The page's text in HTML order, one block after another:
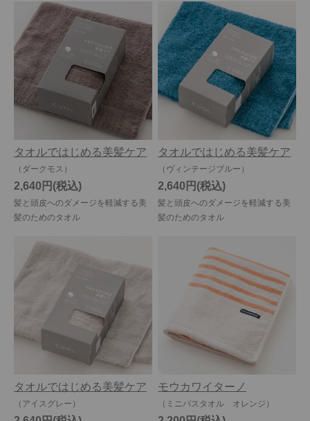
タオルではじめる美髪ケア
（ダークモス）
髪と頭皮へのダメージを軽減する美
髪のためのタオル
2,640円
タオルではじめる美髪ケア
（ヴィンテージブルー）
髪と頭皮へのダメージを軽減する美
髪のためのタオル
2,640円
タオルではじめる美髪ケア
（アイスグレー）
モウカワイターノ
（ミニバスタオル オレンジ）